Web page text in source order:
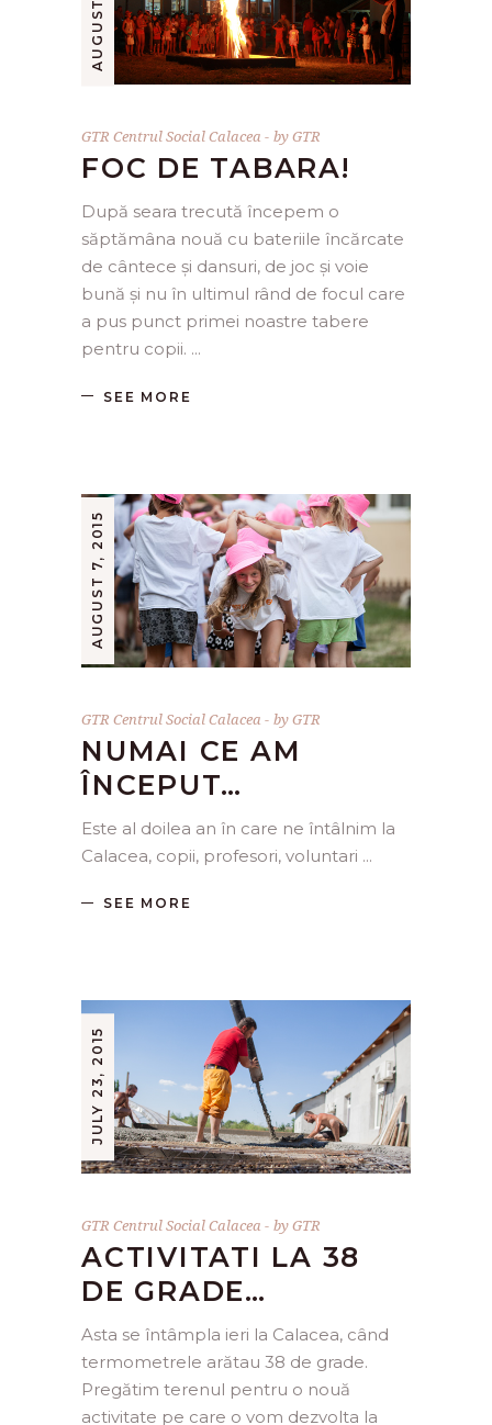
GTR Centrul Social Calacea byGTR
FOC DE TABARA!
După seara trecută începem o
săptămâna nouă cu bateriile încărcate
de cântece și dansuri, de joc și voie
bună și nu în ultimul rând de focul care
a pus punct primei noastre tabere
pentru copii.
SEE MORE
AUGUST 7, 2015
GTR Centrul Social Calacea byGTR
NUMAI CE AM
ÎNCEPUT…
Este al doilea an în care ne întâlnim la
Calacea, copii, profesori, voluntari
SEE MORE
JULY 23, 2015
GTR Centrul Social Calacea byGTR
ACTIVITATI LA 38
DE GRADE…
Asta se întâmpla ieri la Calacea, când
termometrele arătau 38 de grade.
Pregătim terenul pentru o nouă
activitate pe care o vom dezvolta la